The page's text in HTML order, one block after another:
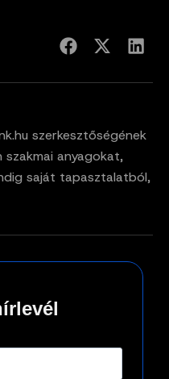
szerkesztőségének
szakmai anyagokat,
saját tapasztalatból,